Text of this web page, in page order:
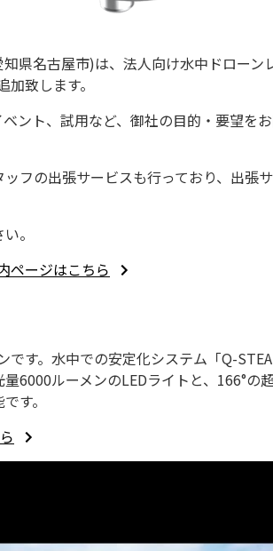
県名古屋市)は、法人向け水中ドロー
致します。
ント、試用など、御社の目的・要望
フの出張サービスも行っており、出
。
ページはこちら
です。水中での安定化システム「Q-
6000ルーメンのLEDライトと、166°
す。